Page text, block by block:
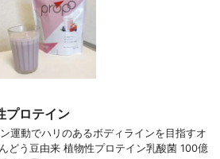
プロテイン
運動でハリのあるボディラインを目指すオ
どう豆由来 植物性プロテイン乳酸菌 100億